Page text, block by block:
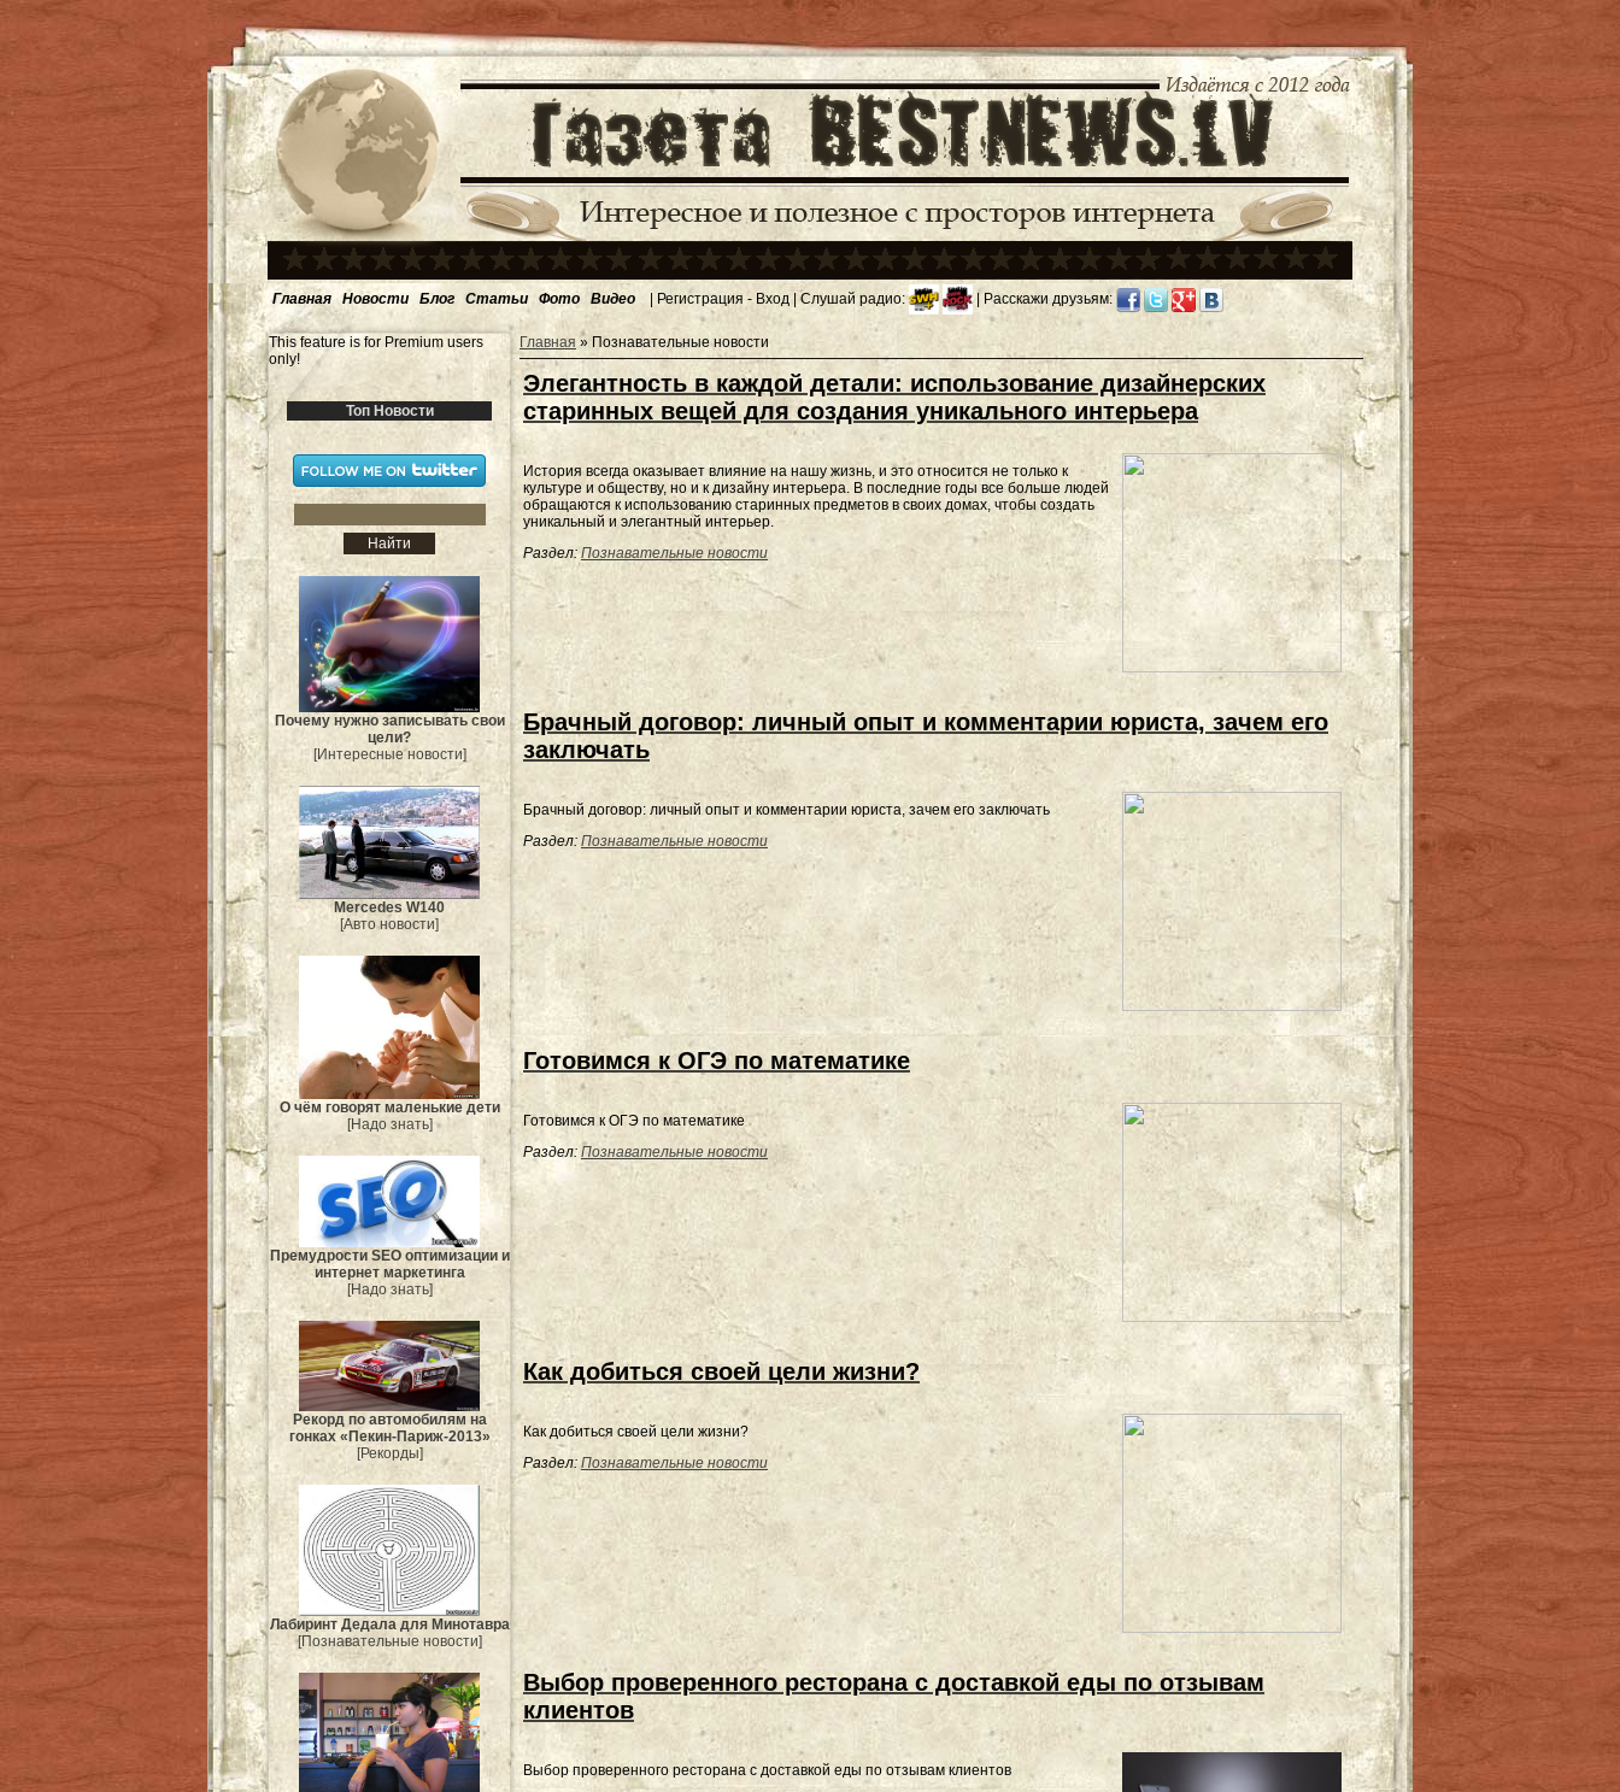
Главная Новости Блог Статьи Фото Видео | Регистрация - Вход | Слушай радио: | Расскажи друзьям:
This feature is for Premium users
only!
Топ Новости
Почему нужно записывать свои
цели?
[Интересные новости]
Mercedes W140
[Авто новости]
О чём говорят маленькие дети
[Надо знать]
Премудрости SEO оптимизации и
интернет маркетинга
[Надо знать]
Рекорд по автомобилям на
гонках «Пекин-Париж-2013»
[Рекорды]
Лабиринт Дедала для Минотавра
[Познавательные новости]
Главная » Познавательные новости
Элегантность в каждой детали: использование дизайнерских
старинных вещей для создания уникального интерьера
История всегда оказывает влияние на нашу жизнь, и это относится не только к
культуре и обществу, но и к дизайну интерьера. В последние годы все больше людей
обращаются к использованию старинных предметов в своих домах, чтобы создать
уникальный и элегантный интерьер.
Раздел: Познавательные новости
Брачный договор: личный опыт и комментарии юриста, зачем его
заключать
Брачный договор: личный опыт и комментарии юриста, зачем его заключать
Раздел: Познавательные новости
Готовимся к ОГЭ по математике
Готовимся к ОГЭ по математике
Раздел: Познавательные новости
Как добиться своей цели жизни?
Раздел: Познавательные новости
Выбор проверенного ресторана с доставкой еды по отзывам
клиентов
Выбор проверенного ресторана с доставкой еды по отзывам клиентов